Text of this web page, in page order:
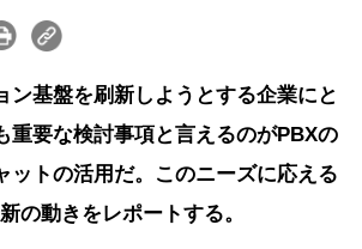
ン基盤を刷新しようとする企業にと
重要な検討事項と言えるのがPBXの
ットの活用だ。このニーズに応える
の動きをレポートする。